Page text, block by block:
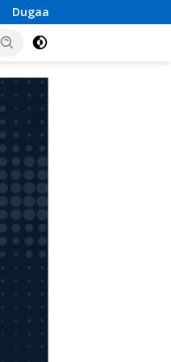
SPPG Saketi, FORJA